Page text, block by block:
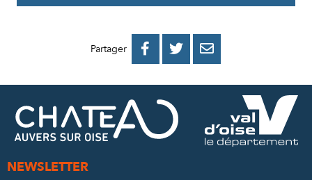
Partager 
PARTAGER
FACEBOOK
PARTAGER
PARTAGER
MAIL
NEWSLETTER